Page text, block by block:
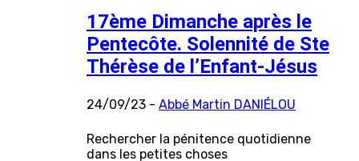
17ème Dimanche après le
Pentecôte. Solennité de Ste
Thérèse de l’Enfant-Jésus
24/09/23 - Abbé Martin DANIÉLOU
Rechercher la pénitence quotidienne
dans les petites choses